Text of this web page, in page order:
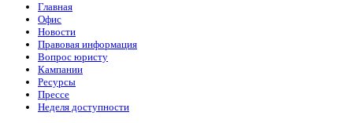
Главная
Офис
Новости
Правовая информация
Вопрос юристу
Кампании
Ресурсы
Прессе
Неделя доступности